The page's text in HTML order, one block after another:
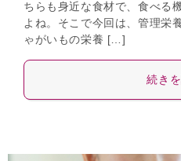
ちらも身近な食材で、食べる
よね。そこで今回は、管理栄
ゃがいもの栄養 […]
続き